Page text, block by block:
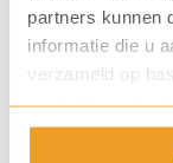
partners kunnen
informatie die u
verzameld op
gaat akkoord
gebruiken.